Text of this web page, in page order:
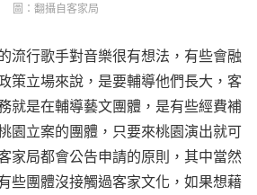
圖：翻攝自客家局
流行歌手對音樂很有想法，有些會融
策立場來說，是要輔導他們長大，客
就是在輔導藝文團體，是有些經費補
園立案的團體，只要來桃園演出就可
家局都會公告申請的原則，其中當然
些團體沒接觸過客家文化，如果想藉